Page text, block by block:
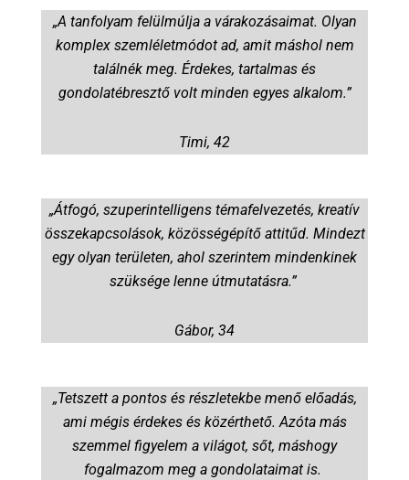
„A tanfolyam felülmúlja a várakozásaimat. Olyan
komplex szemléletmódot ad, amit máshol nem
találnék meg. Érdekes, tartalmas és
gondolatébresztő volt minden egyes alkalom.”
Timi, 42
„Átfogó, szuperintelligens témafelvezetés, kreatív
összekapcsolások, közösségépítő attitűd. Mindezt
egy olyan területen, ahol szerintem mindenkinek
szüksége lenne útmutatásra.”
Gábor, 34
„Tetszett a pontos és részletekbe menő előadás,
ami mégis érdekes és közérthető. Azóta más
szemmel figyelem a világot, sőt, máshogy
fogalmazom meg a gondolataimat is.